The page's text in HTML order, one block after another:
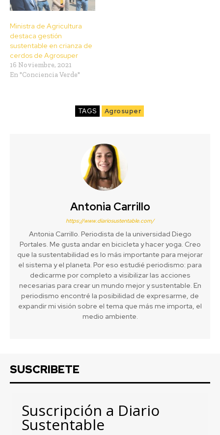
Ministra de Agricultura
destaca gestión
sustentable en crianza de
cerdos de Agrosuper
16 Noviembre, 2021
En "Conciencia Verde"
TAGS Agrosuper
Antonia Carrillo
https://www.diariosustentable.com/
Antonia Carrillo. Periodista de la universidad Diego
Portales. Me gusta andar en bicicleta y hacer yoga. Creo
que la sustentabilidad es lo más importante para mejorar
el sistema y el planeta. Por eso estudié periodismo: para
dedicarme por completo a visibilizar las acciones
necesarias para crear un mundo mejor y sustentable. En
periodismo encontré la posibilidad de expresarme, de
expandir mi visión sobre el tema que más me importa, el
medio ambiente.
SUSCRIBETE
Suscripción a Diario
Sustentable